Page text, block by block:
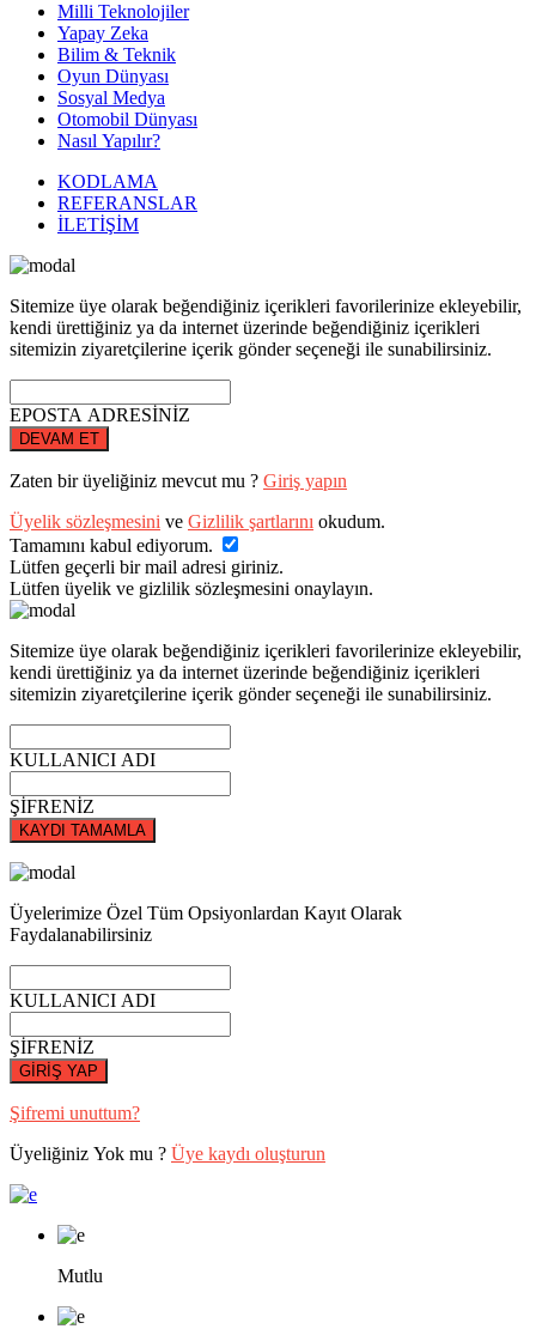
Milli Teknolojiler
Yapay Zeka
Bilim & Teknik
Oyun Dünyası
Sosyal Medya
Otomobil Dünyası
Nasıl Yapılır?
KODLAMA
REFERANSLAR
İLETİŞİM
Sitemize üye olarak beğendiğiniz içerikleri favorilerinize ekleyebilir,
kendi ürettiğiniz ya da internet üzerinde beğendiğiniz içerikleri
sitemizin ziyaretçilerine içerik gönder seçeneği ile sunabilirsiniz.
EPOSTA ADRESİNİZ
DEVAM ET
Zaten bir üyeliğiniz mevcut mu ? Giriş yapın
Üyelik sözleşmesini ve Gizlilik şartlarını okudum.
Tamamını kabul ediyorum.
Lütfen geçerli bir mail adresi giriniz.
Lütfen üyelik ve gizlilik sözleşmesini onaylayın.
Sitemize üye olarak beğendiğiniz içerikleri favorilerinize ekleyebilir,
kendi ürettiğiniz ya da internet üzerinde beğendiğiniz içerikleri
sitemizin ziyaretçilerine içerik gönder seçeneği ile sunabilirsiniz.
KULLANICI ADI
ŞİFRENİZ
KAYDI TAMAMLA
Üyelerimize Özel Tüm Opsiyonlardan Kayıt Olarak
Faydalanabilirsiniz
KULLANICI ADI
ŞİFRENİZ
GİRİŞ YAP
Şifremi unuttum?
Üyeliğiniz Yok mu ? Üye kaydı oluşturun
Mutlu